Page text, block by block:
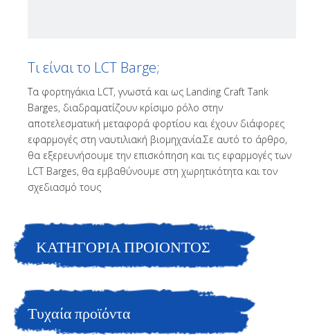
Τι είναι το LCT Barge;
Τα φορτηγάκια LCT, γνωστά και ως Landing Craft Tank
Barges, διαδραματίζουν κρίσιμο ρόλο στην
αποτελεσματική μεταφορά φορτίου και έχουν διάφορες
εφαρμογές στη ναυτιλιακή βιομηχανία.Σε αυτό το άρθρο,
θα εξερευνήσουμε την επισκόπηση και τις εφαρμογές των
LCT Barges, θα εμβαθύνουμε στη χωρητικότητα και τον
σχεδιασμό τους
ΚΑΤΗΓΟΡΙΑ ΠΡΟΙΟΝΤΟΣ
Τυχαία προϊόντα